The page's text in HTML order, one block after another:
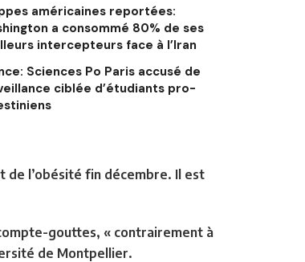
américaines reportées:
a consommé 80% de ses
intercepteurs face à l’Iran
Sciences Po Paris accusé de
ciblée d’étudiants pro-
de l’obésité fin décembre. Il est
gouttes, « contrairement à
de Montpellier.